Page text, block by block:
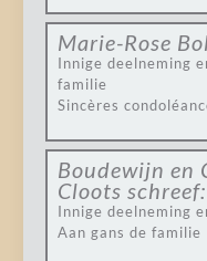
Marie-Rose
Innige deelneming
familie
Sincères
Boudewijn en
Cloots schreef:
Innige deelneming
Aan gans de familie